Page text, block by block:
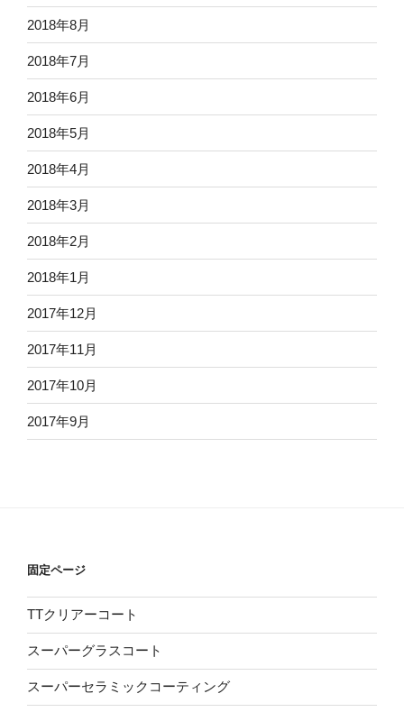
2018年8月
2018年7月
2018年6月
2018年5月
2018年4月
2018年3月
2018年2月
2018年1月
2017年12月
2017年11月
2017年10月
2017年9月
固定ページ
TTクリアーコート
スーパーグラスコート
スーパーセラミックコーティング